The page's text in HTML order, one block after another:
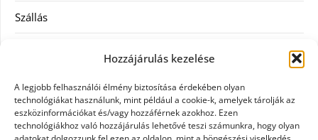
Hozzájárulás kezelése
A legjobb felhasználói élmény biztosítása érdekében olyan
technológiákat használunk, mint például a cookie-k, amelyek tárolják az
eszközinformációkat és/vagy hozzáférnek azokhoz. Ezen
technológiákhoz való hozzájárulás lehetővé teszi számunkra, hogy olyan
Szállás
Szellőztető
Szolgáltatás